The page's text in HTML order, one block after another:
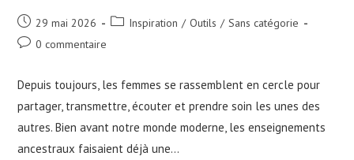
29 mai 2026 Inspiration / Outils / Sans catégorie
0 commentaire
Depuis toujours, les femmes se rassemblent en cercle pour
partager, transmettre, écouter et prendre soin les unes des
autres. Bien avant notre monde moderne, les enseignements
ancestraux faisaient déjà une…